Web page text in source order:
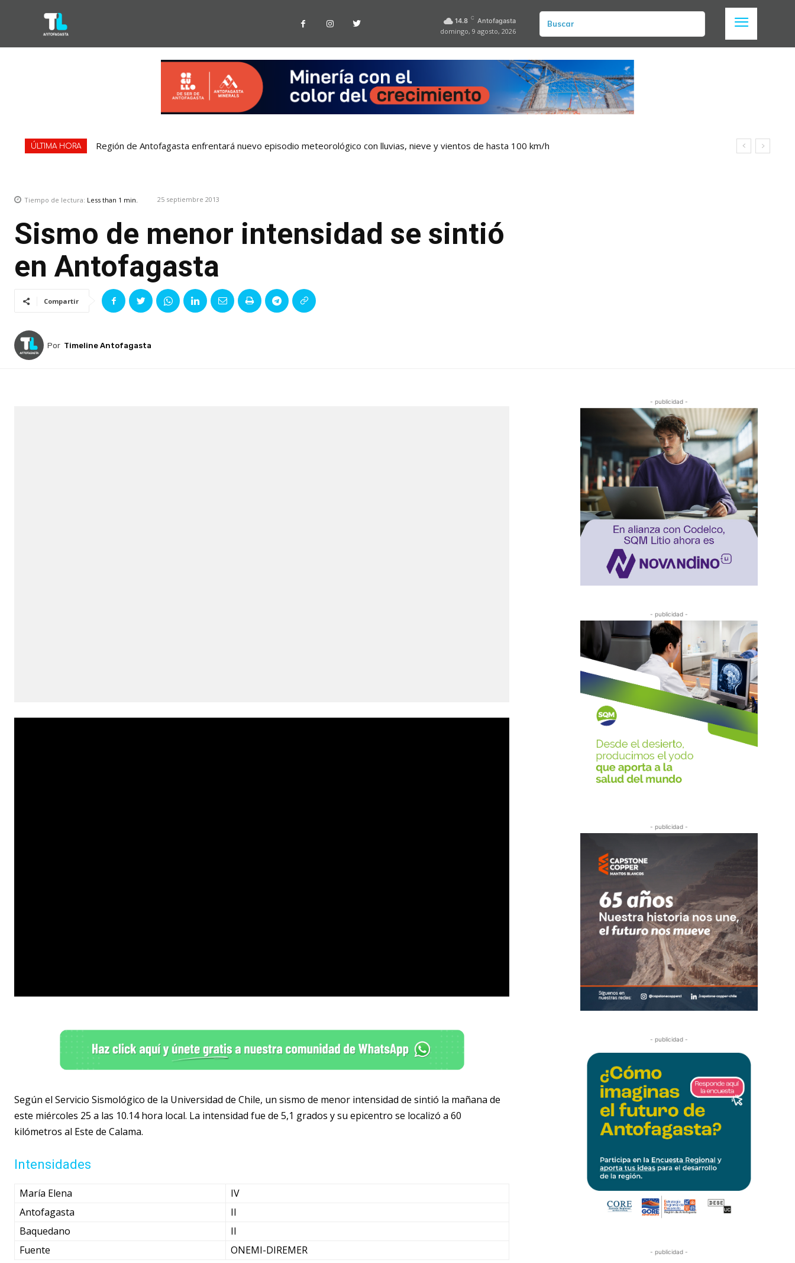
14.8 C Antofagasta
domingo, 9 agosto, 2026
Buscar
ÚLTIMA HORA Región de Antofagasta enfrentará nuevo episodio meteorológico con lluvias, nieve y vientos de hasta 100 km/h
Tiempo de lectura: Less than 1 min. 25 septiembre 2013
Sismo de menor intensidad se sintió
en Antofagasta
Compartir
Por Timeline Antofagasta
Según el Servicio Sismológico de la Universidad de Chile, un sismo de menor intensidad de sintió la mañana de
este miércoles 25 a las 10.14 hora local. La intensidad fue de 5,1 grados y su epicentro se localizó a 60
kilómetros al Este de Calama.
Intensidades
María Elena
IV
Antofagasta
II
Baquedano
II
Fuente
ONEMI-DIREMER
- publicidad -
- publicidad -
- publicidad -
- publicidad -
- publicidad -